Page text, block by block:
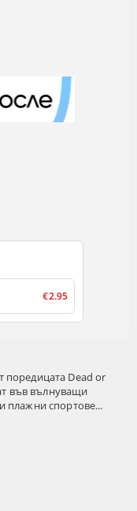
поредицата Dead or
във вълнуващи
плажни спортове...
€2.95